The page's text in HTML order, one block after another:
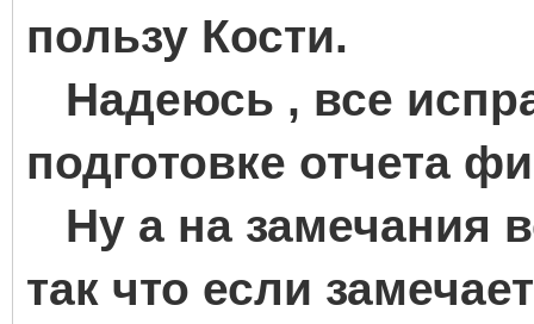
пользу Кости.
Надеюсь , все
подготовке отчета
Ну а на замечания
так что если